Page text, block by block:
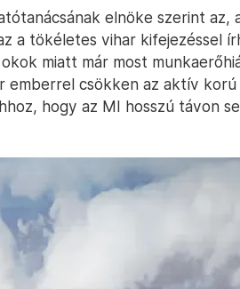
elnöke szerint az,
a tökéletes vihar kifejezéssel
miatt már most
emberrel csökken az aktív korú
hogy az MI hosszú távon